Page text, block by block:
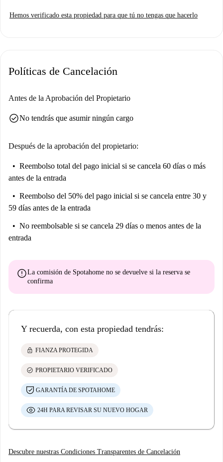
Hemos verificado esta propiedad para que tú no tengas que hacerlo
Políticas de Cancelación
Antes de la Aprobación del Propietario
check_circleNo tendrás que asumir ningún cargo
Después de la aprobación del propietario:
Reembolso total del pago inicial si se cancela 60 días o más
antes de la entrada
Reembolso del 50% del pago inicial si se cancela entre 30 y
59 días antes de la entrada
No reembolsable si se cancela 29 días o menos antes de la
entrada
errorLa comisión de Spotahome no se devuelve si la reserva se
confirma
Y recuerda, con esta propiedad tendrás:
lock FIANZA PROTEGIDA
check_circle PROPIETARIO VERIFICADO
GARANTÍA DE SPOTAHOME
24H PARA REVISAR SU NUEVO HOGAR
Descubre nuestras Condiciones Transparentes de Cancelación